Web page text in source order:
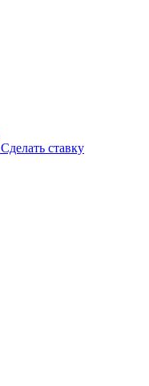
Сделать ставку